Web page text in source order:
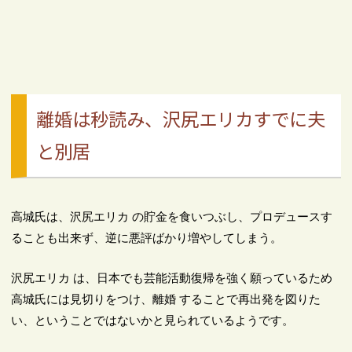
離婚は秒読み、沢尻エリカすでに夫
と別居
高城氏は、沢尻エリカ の貯金を食いつぶし、プロデュースす
ることも出来ず、逆に悪評ばかり増やしてしまう。
沢尻エリカ は、日本でも芸能活動復帰を強く願っているため
高城氏には見切りをつけ、離婚 することで再出発を図りた
い、ということではないかと見られているようです。